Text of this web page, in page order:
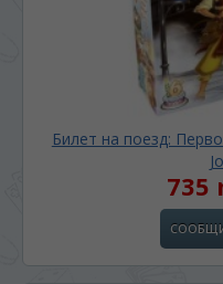
Билет на поезд:
735